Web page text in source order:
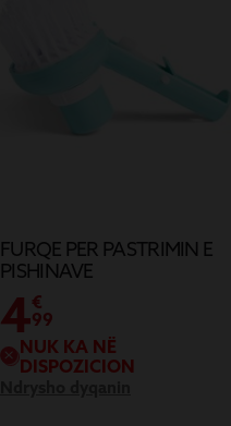
FURQE PER PASTRIMIN E
PISHINAVE
4€
99
NUK KA NË
DISPOZICION